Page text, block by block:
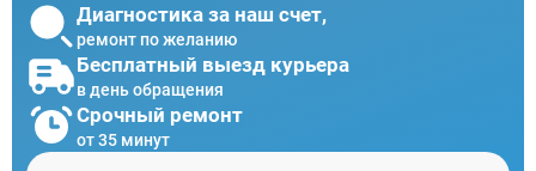
Диагностика за наш счет,
ремонт по желанию
Бесплатный выезд курьера
в день обращения
Срочный ремонт
от 35 минут